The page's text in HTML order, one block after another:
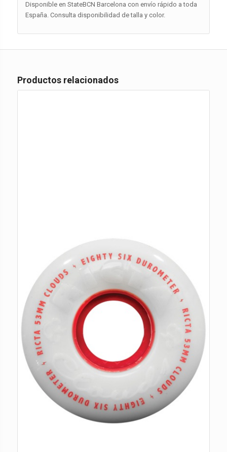
Disponible en StateBCN Barcelona con envío rápido a toda
España. Consulta disponibilidad de talla y color.
Productos relacionados